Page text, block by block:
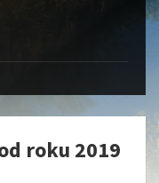
roku 2019